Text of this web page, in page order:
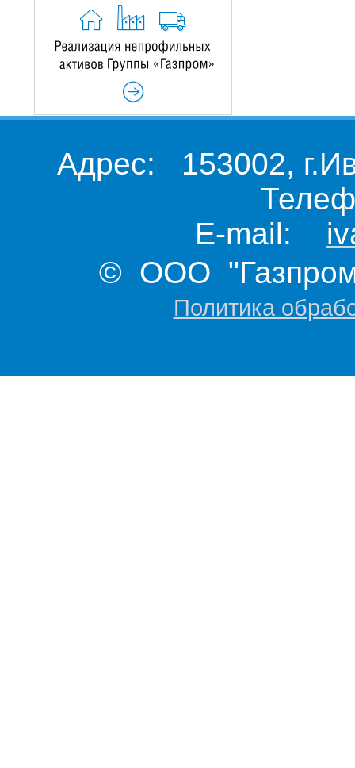
Адрес: 153002,
E-mail:
© ООО "Газпром
Политика